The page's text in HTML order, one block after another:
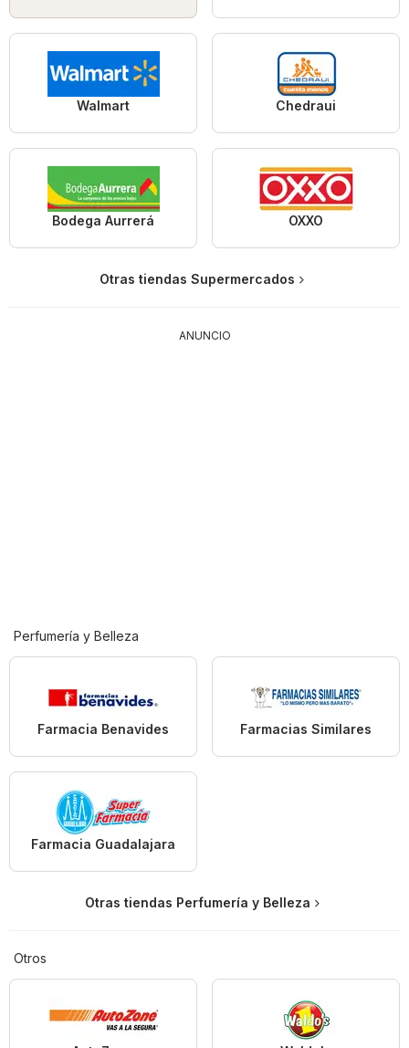
Walmart Chedraui
Bodega Aurrerá OXXO
Otras tiendas Supermercados
ANUNCIO
Perfumería y Belleza
Farmacia Benavides Farmacias Similares
Farmacia Guadalajara
Otras tiendas Perfumería y Belleza
Otros